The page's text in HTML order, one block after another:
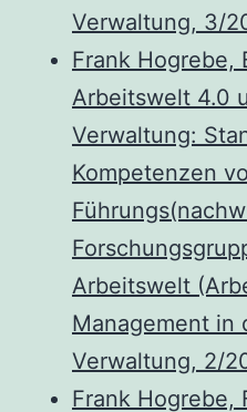
Verwaltung, 3/
Frank Hogrebe,
Arbeitswelt 4.0
Verwaltung:
Kompetenzen
Arbeitswelt
Management in
Verwaltung, 2/
Frank Hogrebe,